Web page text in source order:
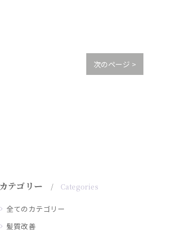
次のページ >
カテゴリー Categories
全てのカテゴリー
髪質改善